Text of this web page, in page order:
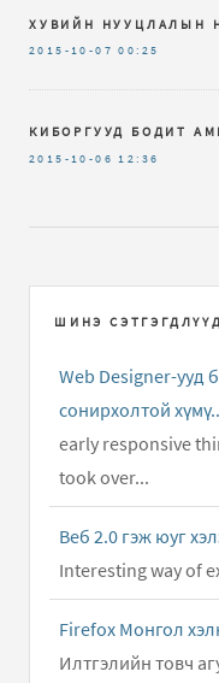
ХУВИЙН НУУЦЛАЛЫН
2015-10-07 00:25
КИБОРГУУД БОДИТ
2015-10-06 12:36
ШИНЭ СЭТГЭГДЛҮҮД
Web Designer-ууд
сонирхолтой
early responsive
took over...
Веб 2.0 гэж юуг
Interesting way of
Firefox Монгол
Илтгэлийн товч